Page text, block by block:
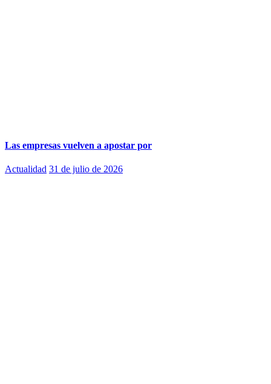
Las empresas vuelven a apostar por
Actualidad 31 de julio de 2026